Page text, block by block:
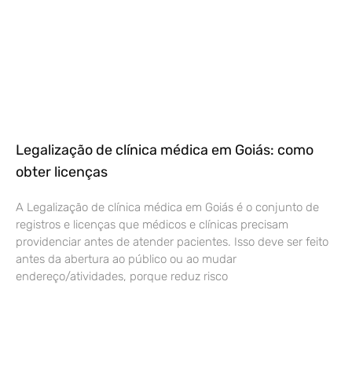
Legalização de clínica médica em Goiás: como
obter licenças
A Legalização de clínica médica em Goiás é o conjunto de
registros e licenças que médicos e clínicas precisam
providenciar antes de atender pacientes. Isso deve ser feito
antes da abertura ao público ou ao mudar
endereço/atividades, porque reduz risco